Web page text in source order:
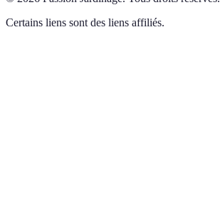
Certains liens sont des liens affiliés.